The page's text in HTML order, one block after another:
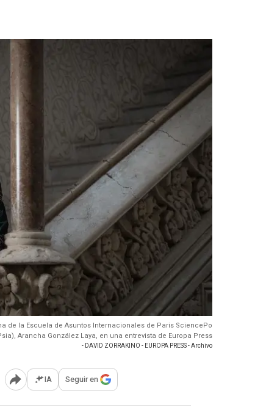
de la Escuela de Asuntos Internacionales de Paris SciencePo
Arancha González Laya, en una entrevista de Europa Press
- DAVID ZORRAKINO - EUROPA PRESS - Archivo
Abrir opciones para compartir
IA Seguir en